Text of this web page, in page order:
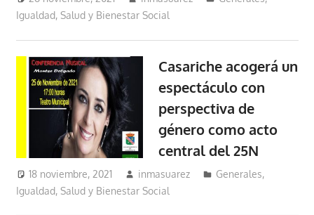
Igualdad, Salud y Bienestar Social
Casariche acogerá un
espectáculo con
perspectiva de
género como acto
central del 25N
18 noviembre, 2021 inmasuarez Generales,
Igualdad, Salud y Bienestar Social